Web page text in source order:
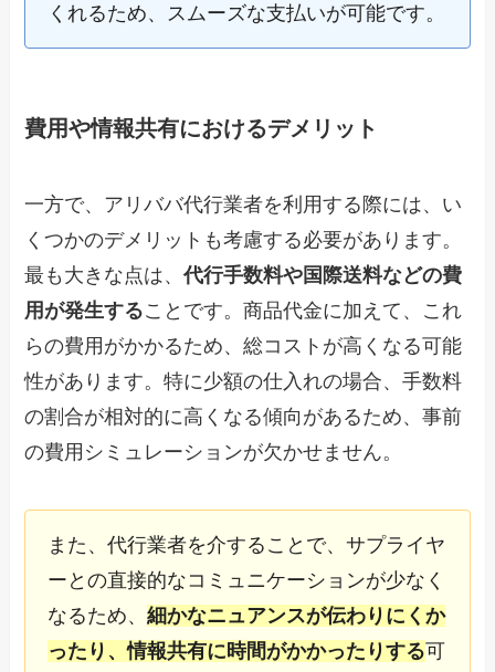
くれるため、スムーズな支払いが可能です。
費用や情報共有におけるデメリット
一方で、アリババ代行業者を利用する際には、い
くつかのデメリットも考慮する必要があります。
最も大きな点は、代行手数料や国際送料などの費
用が発生することです。商品代金に加えて、これ
らの費用がかかるため、総コストが高くなる可能
性があります。特に少額の仕入れの場合、手数料
の割合が相対的に高くなる傾向があるため、事前
の費用シミュレーションが欠かせません。
また、代行業者を介することで、サプライヤ
ーとの直接的なコミュニケーションが少なく
なるため、細かなニュアンスが伝わりにくか
ったり、情報共有に時間がかかったりする可